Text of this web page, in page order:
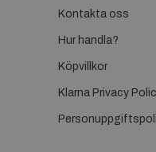
Kontakta oss
Hur handla?
Köpvillkor
Klarna Privacy